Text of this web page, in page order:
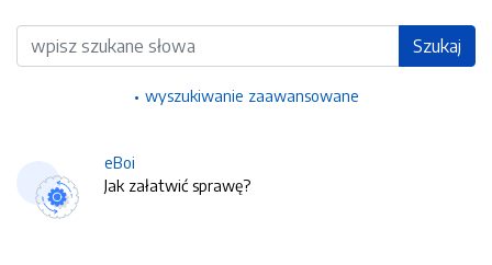
Wyszukiwarka Szukaj
wyszukiwanie zaawansowane
eBoi
Jak załatwić sprawę?